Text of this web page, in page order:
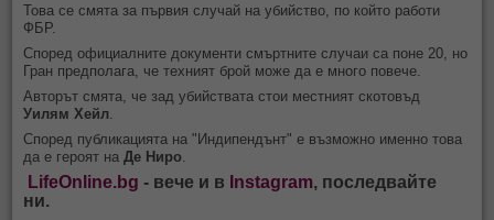
Това се смята за първия случай на убийство, по който работи
ФБР.
Според официалните документи смъртните случаи са поне 20, но
Гран предполага, че техният брой може да е много повече.
Авторът смята, че зад убийствата стои местният скотовъд
Уилям Хейл
Според публикацията на "Индипендънт" е възможно именно това
да е героят наДе Ниро
LifeOnline.bg - вече и в Instagram, последвайте
ни.